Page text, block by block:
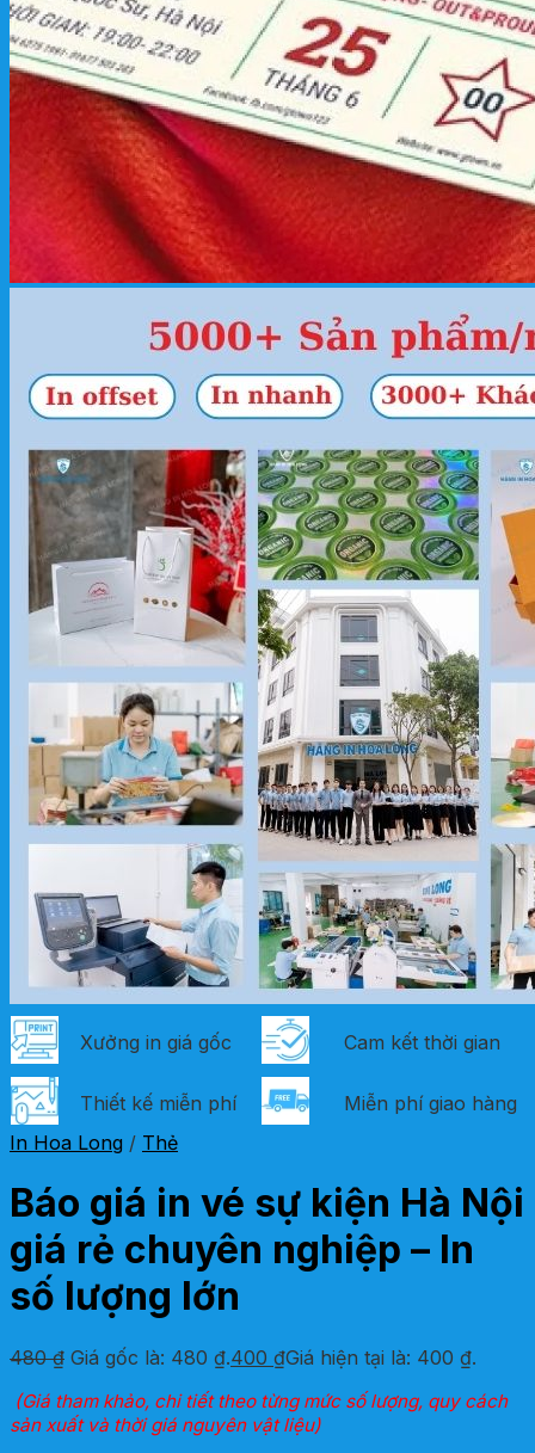
Xưởng in giá gốc Cam kết thời gian
Thiết kế miễn phí
Miễn phí giao hàng
In Hoa Long / Thẻ
Báo giá in vé sự kiện Hà Nội
giá rẻ chuyên nghiệp – In
số lượng lớn
480₫ Giá gốc là: 480 ₫.400 ₫Giá hiện tại là: 400 ₫.
(Giá tham khảo, chi tiết theo từng mức số lượng, quy cách
sản xuất và thời giá nguyên vật liệu)